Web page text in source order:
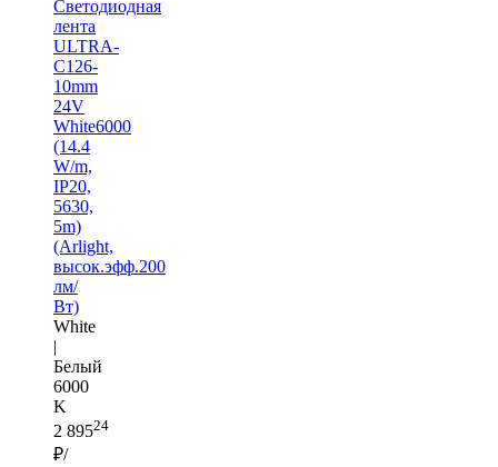
Светодиодная
лента
ULTRA-
C126-
10mm
24V
White6000
(14.4
W/m,
IP20,
5630,
5m)
(Arlight,
высок.эфф.200
лм/
Вт)
White
|
Белый
6000
K
2 89524
₽/